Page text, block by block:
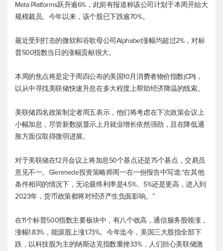
Meta Platforms跃升逾6%，此前有报道称该公司计划于本周开始大
规模裁员。今年以来，该个股已下跌逾70%。
最近受到打击的微软和谷歌母公司Alphabet涨幅均超过2%，对标
普500指数当日的涨幅贡献很大。
本周的焦点将是定于周四公布的美国10月消费者物价指数(CPI)，
以从中寻找美联储快速升息在多大程度上帮助经济降温的线索。
美联储四名政策制定者周五表示，他们将考虑在下次政策会议上
小幅加息，尽管新数据显示上月就业增长依然强劲，且在降低通
胀方面仅取得微弱进展。
对于美联储在12月会议上将加息50个基点还是75个基点，交易员
意见不一。Glenmede投资策略师周一在一份报告中写道:“在其他
条件相同的情况下，无论最终利率是4.5%、5%还是更高，进入到
2023年，货币政策都将对经济产生负面影响。”
在11个标普500指数主要板块中，有八个收高，通信服务股领涨，
涨幅1.83%，能源股上涨1.73%。今年迄今，美国三大股指全部下
跌，以科技股为主的纳斯达克指数重挫33%，人们担心美联储激